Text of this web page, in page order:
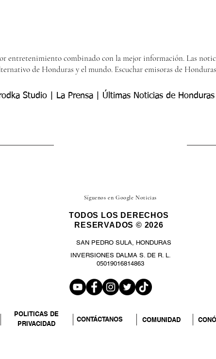
entretenimiento combinado con la mejor información. Las
de Honduras y el mundo. Escuchar emisoras de
Studio | La Prensa | Últimas Noticias de Honduras
Síguenos en Google Noticias
TODOS LOS DERECHOS
RESERVADOS © 2026
SAN PEDRO SULA, HONDURAS
INVERSIONES DALMA S. DE R. L.
05019016814863
POLITICAS DE
PRIVACIDAD
CONTÁCTANOS COMUNIDAD